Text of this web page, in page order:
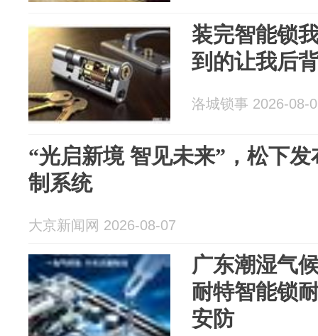
装完智能锁
到的让我后
洛城锁事 2026-08-
“光启新境 智见未来”，松下
制系统
大京新闻网 2026-08-07
广东潮湿气
耐特智能锁
安防